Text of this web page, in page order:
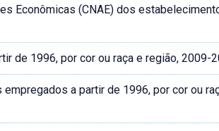
Econômicas (CNAE) dos
de 1996, por cor ou raça e região, 2009-
a partir de 1996, por cor ou